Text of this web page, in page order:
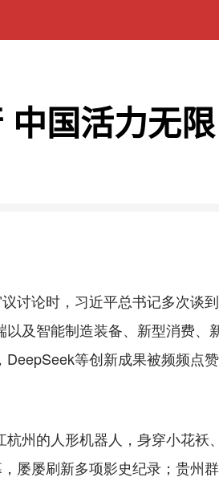
中国活力无限
论时，习近平总书记多次谈
及智能制造装备、新型消费、
等创新成果被频频点
的人形机器人，身穿小花袄
屡屡刷新多项影史纪录；贵州